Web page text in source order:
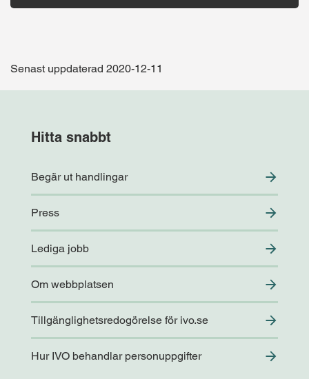
Senast uppdaterad 2020-12-11
Hitta snabbt
Begär ut handlingar
Press
Lediga jobb
Om webbplatsen
Tillgänglighetsredogörelse för ivo.se
Hur IVO behandlar personuppgifter